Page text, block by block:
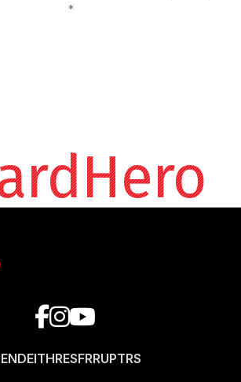
*
ENDEITHRESFRRUPTRS